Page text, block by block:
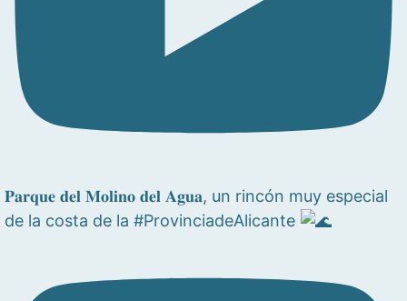
𝐏𝐚𝐫𝐪𝐮𝐞 𝐝𝐞𝐥 𝐌𝐨𝐥𝐢𝐧𝐨 𝐝𝐞𝐥 𝐀𝐠𝐮𝐚, un rincón muy especial
de la costa de la #ProvinciadeAlicante